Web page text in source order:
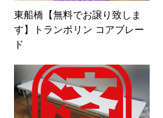
東船橋【無料でお譲り致しま
す】トランポリン コアブレー
ド